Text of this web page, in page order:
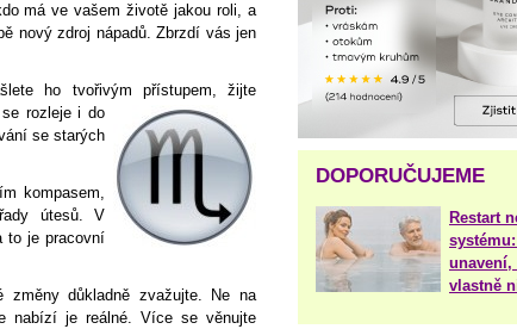
má ve vašem životě jakou roli, a
nový zdroj nápadů. Zbrzdí vás jen
ho tvořivým přístupem, žijte
rozleje i do
se starých
kompasem,
útesů. V
to je pracovní
změny důkladně zvažujte. Ne na
nabízí je reálné. Více se věnujte
DOPORUČUJEME
Restart
unavení,
vlastně